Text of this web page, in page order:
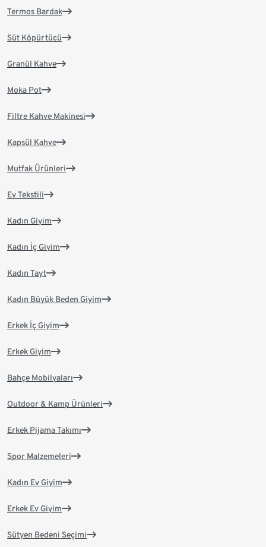
Termos Bardak
Süt Köpürtücü
Granül Kahve
Moka Pot
Filtre Kahve Makinesi
Kapsül Kahve
Mutfak Ürünleri
Ev Tekstili
Kadın Giyim
Kadın İç Giyim
Kadın Tayt
Kadın Büyük Beden Giyim
Erkek İç Giyim
Erkek Giyim
Bahçe Mobilyaları
Outdoor & Kamp Ürünleri
Erkek Pijama Takımı
Spor Malzemeleri
Kadın Ev Giyim
Erkek Ev Giyim
Sütyen Bedeni Seçimi